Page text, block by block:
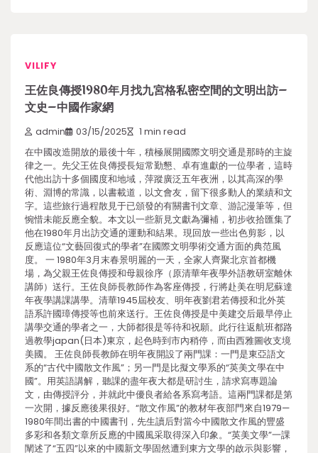
VILIFY
王佐良傳授1980年月找九宮格私密空間的文明出訪–
文史–中國作家網
admin 03/15/2025 1 min read
在中國改造開放的最後十年，積極展開國際文明交通是那時的主旋
律之一。先父王佐良傳授長短常勤懇、卓有進獻的一位學者，這時
代他出訪十多個國度和地域，萍蹤廣泛五年夜洲，以其高深的學
術、淵博的常識，以書載道，以文會友，留下很多動人的業績和文
字。這些旅行過程散見于已頒發的有關書刊文章、游記漫筆等，但
惋惜未能反應全貌。本文以一些新見文獻為彌補，初步收拾匯集了
他在1980年月出訪交通的運動和結果。現回放一些出色剪影，以
反應這位“文藝回復式的學者”在國際文明學術交通方面的典范風
度。 一 1980年3月末春景明麗的一天，全家人齊聚北京首都機
場，為父親王佐良傳授和母親徐序（原清華年夜學外語教研室離休
講師）送行。王佐良師長教師作為客座傳授，行將赴美在明尼蘇達
年夜學講課講學。清華1945屆校友、明年夜劉君若傳授和北外英
語系許國璋傳授等也前來送行。王佐良傳授是中美建交后最早停止
講學交通的學者之一，大師都很是等待和祝願。此行往返航班都路
過教學japan(日本)東京，起色時到市內稍停，而由西雅圖收支境
美國。 王佐良師長教師在明年夜開設了兩門課：一門是東亞語文
系的“古代中國散文作風”；另一門是比擬文學系的“英美文學在中
國”。用英語講解，聽課的盡年夜大都是研討生，請求寫專題論
文，由傳授評分，并就此中優良者給各系寫考語。這兩門課都是第
一次開，據反應後果很好。“散文作風”的教材年夜部門來自1979—
1980年間出書的中國書刊，先生讀后對當今中國散文作風的豐盛
多彩和各類文章所反應的中國風采取得深入印象。“英美文學”一課
闡述了“五四”以來的中國新文學固然遭到東方文學的啟示與影響，